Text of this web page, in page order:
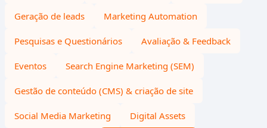
Geração de leads Marketing Automation
Pesquisas e Questionários Avaliação & Feedback
Eventos Search Engine Marketing (SEM)
Gestão de conteúdo (CMS) & criação de site
Social Media Marketing Digital Assets